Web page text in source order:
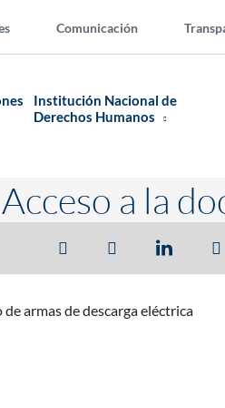
Comunicación
Institución Nacional de
Derechos Humanos
Acceso a la
de armas de descarga eléctrica